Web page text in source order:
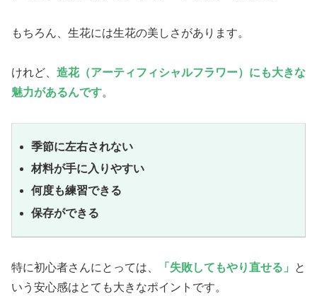
もちろん、生花には生花の美しさがあります。
けれど、 造花（アーティフィシャルフラワー）にも大きな
魅力があるんです。
季節に左右されない
材料が手に入りやすい
何度も練習できる
保存ができる
特に初心者さんにとっては、 「失敗してもやり直せる」
と
いう安心感はとても大きなポイントです。